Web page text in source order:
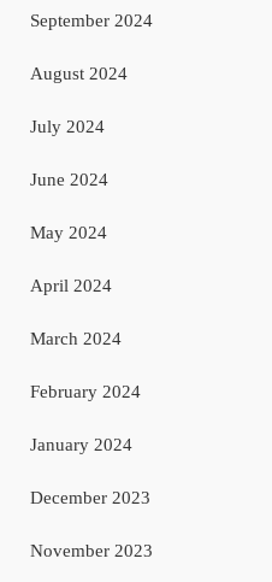
September 2024
August 2024
July 2024
June 2024
May 2024
April 2024
March 2024
February 2024
January 2024
December 2023
November 2023